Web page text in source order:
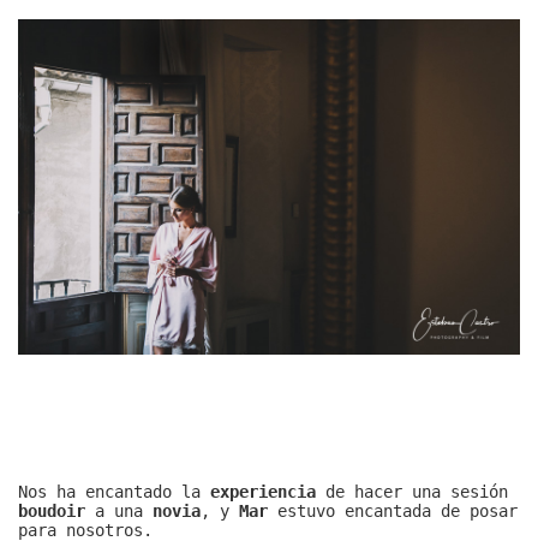
Nos ha encantado la experiencia de hacer una sesión
boudoir a una novia, y Mar estuvo encantada de posar
para nosotros.